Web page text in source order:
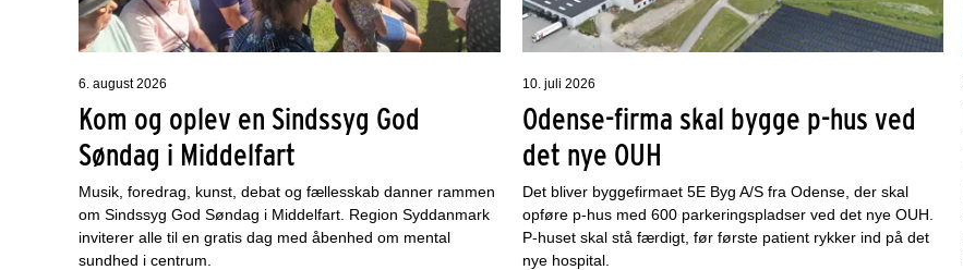
6. august 2026
Kom og oplev en Sindssyg God
Søndag i Middelfart
Musik, foredrag, kunst, debat og fællesskab danner rammen
om Sindssyg God Søndag i Middelfart. Region Syddanmark
inviterer alle til en gratis dag med åbenhed om mental
sundhed i centrum.
10. juli 2026
Odense-firma skal bygge p-hus ved
det nye OUH
Det bliver byggefirmaet 5E Byg A/S fra Odense, der skal
opføre p-hus med 600 parkeringspladser ved det nye OUH.
P-huset skal stå færdigt, før første patient rykker ind på det
nye hospital.